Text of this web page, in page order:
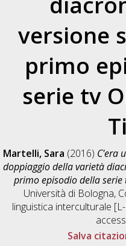
versione
primo
serie tv
Martelli, Sara (2016) C'era
doppiaggio della varietà
primo episodio della serie
Università di Bologna,
linguistica interculturale
Salva